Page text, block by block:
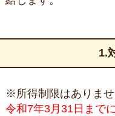
1.
※所得制限はありま
令和7年3月31日まで